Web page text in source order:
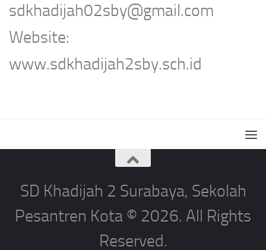
sdkhadijah02sby@gmail.com
Website:
www.sdkhadijah2sby.sch.id
SD Khadijah 2 Surabaya, Sekolah
Pesantren Kota © 2026. All Rights
Reserved.